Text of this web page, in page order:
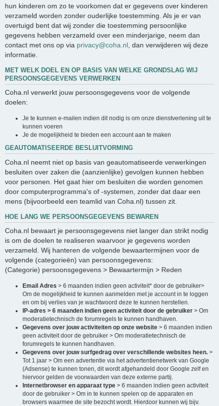
hun kinderen om zo te voorkomen dat er gegevens over kinderen
verzameld worden zonder ouderlijke toestemming. Als je er van
overtuigd bent dat wij zonder die toestemming persoonlijke
gegevens hebben verzameld over een minderjarige, neem dan
contact met ons op via privacy@coha.nl , dan verwijderen wij deze
informatie.
MET WELK DOEL EN OP BASIS VAN WELKE GRONDSLAG WIJ
PERSOONSGEGEVENS VERWERKEN
Coha.nl verwerkt jouw persoonsgegevens voor de volgende
doelen:
Je te kunnen e-mailen indien dit nodig is om onze dienstverlening uit te
kunnen voeren
Je de mogelijkheid te bieden een account aan te maken
GEAUTOMATISEERDE BESLUITVORMING
Coha.nl neemt niet op basis van geautomatiseerde verwerkingen
besluiten over zaken die (aanzienlijke) gevolgen kunnen hebben
voor personen. Het gaat hier om besluiten die worden genomen
door computerprogramma's of -systemen, zonder dat daar een
mens (bijvoorbeeld een teamlid van Coha.nl) tussen zit.
HOE LANG WE PERSOONSGEGEVENS BEWAREN
Coha.nl bewaart je persoonsgegevens niet langer dan strikt nodig
is om de doelen te realiseren waarvoor je gegevens worden
verzameld. Wij hanteren de volgende bewaartermijnen voor de
volgende (categorieën) van persoonsgegevens:
(Categorie) persoonsgegevens > Bewaartermijn > Reden
Email Adres > 6 maanden indien geen activiteit* door de gebruiker>
Om de mogelijkheid te kunnen aanmelden met je account in te loggen
en om bij verlies van je wachtwoord deze te kunnen herstellen.
IP-adres > 6 maanden indien geen activiteit door de gebruiker > Om
moderatietechnisch de forumregels te kunnen handhaven.
Gegevens over jouw activiteiten op onze website > 6 maanden indien
geen activiteit door de gebruiker > Om moderatietechnisch de
forumregels te kunnen handhaven.
Gegevens over jouw surfgedrag over verschillende websites heen. >
Tot 1 jaar > Om een advertentie via het advertentienetwerk van Google
(Adsense) te kunnen tonen, dit wordt afgehandeld door Google zelf en
hiervoor gelden de voorwaarden van deze externe partij.
Internetbrowser en apparaat type > 6 maanden indien geen activiteit
door de gebruiker > Om in te kunnen spelen op de apparaten en
browsers waarmee de site bezocht wordt. Hierdoor kunnen wij bijv.